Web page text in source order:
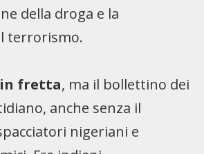
della droga e la
terrorismo.
fretta, ma il bollettino dei
anche senza il
nigeriani e